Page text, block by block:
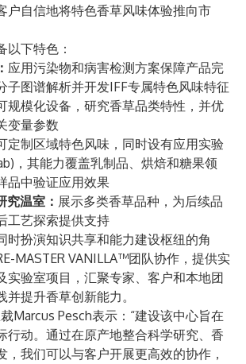
户自信地将特色香草风味体验推向市
以下特色：
应用污染物和病害检测方案保障产品完
子图谱解析并开发IFF专属特色风味特征
规模化设备，研究香草品类特性，并优
变量参数
定制区域特色风味，同时设有应用实验
，其能力覆盖乳制品、烘焙和糖果领
品中验证应用效果
温室： 展示多类香草品种，为后续品
工艺探索提供支持
时扮演知识共享和能力建设枢纽的角
MASTER VANILLA™团队协作，提供实
实验室项目，汇聚专家、客户和本地团
并提升香草创新能力。
Marcus Pesch表示：“建设该中心旨在
行动。通过在原产地整合科学研究、香
，我们可以与客户开展更高效的协作，